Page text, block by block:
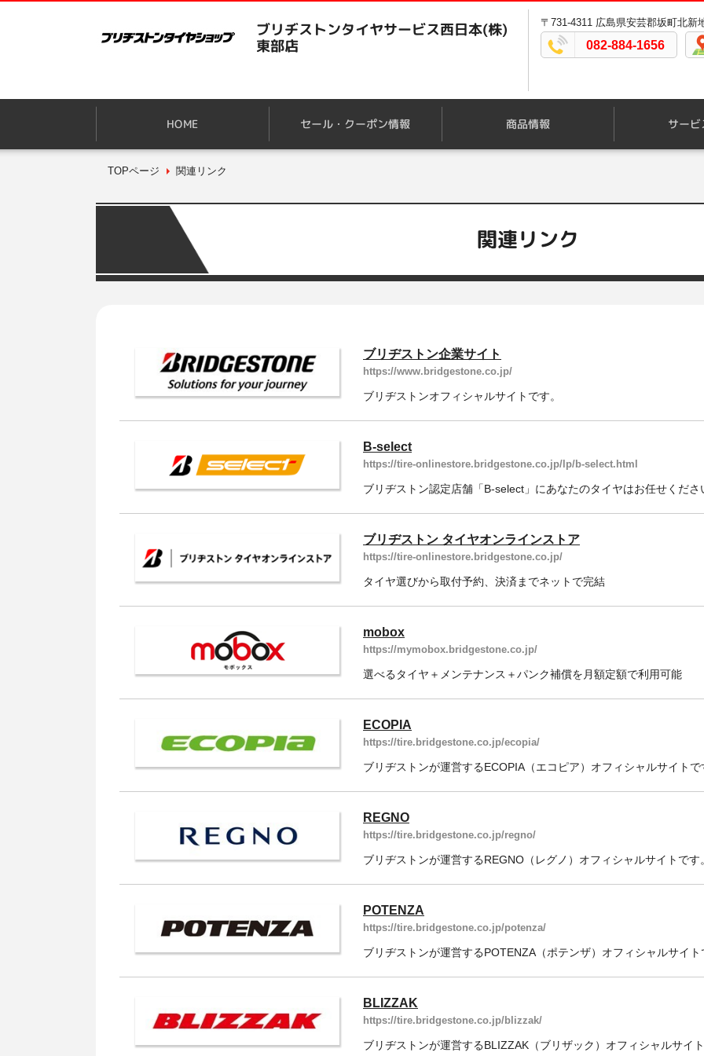
ブリヂストンタイヤサービス西日本(株)
東部店
〒731-4311 広島県安芸郡坂町北新
082-884-1656
HOME セール・クーポン情報 商品情報 サー
TOPページ 関連リンク
関連リンク
ブリヂストン企業サイト
https://www.bridgestone.co.jp/
ブリヂストンオフィシャルサイトです。
B-select
https://tire-onlinestore.bridgestone.co.jp/lp/b-select.html
ブリヂストン認定店舗「B-select」にあなたのタイヤはお任せくださ
ブリヂストン タイヤオンラインストア
https://tire-onlinestore.bridgestone.co.jp/
タイヤ選びから取付予約、決済までネットで完結
mobox
https://mymobox.bridgestone.co.jp/
選べるタイヤ＋メンテナンス＋パンク補償を月額定額で利用可能
ECOPIA
https://tire.bridgestone.co.jp/ecopia/
ブリヂストンが運営するECOPIA（エコピア）オフィシャルサイトで
REGNO
https://tire.bridgestone.co.jp/regno/
ブリヂストンが運営するREGNO（レグノ）オフィシャルサイトです
POTENZA
https://tire.bridgestone.co.jp/potenza/
ブリヂストンが運営するPOTENZA（ポテンザ）オフィシャルサイト
BLIZZAK
https://tire.bridgestone.co.jp/blizzak/
ブリヂストンが運営するBLIZZAK（ブリザック）オフィシャルサイ